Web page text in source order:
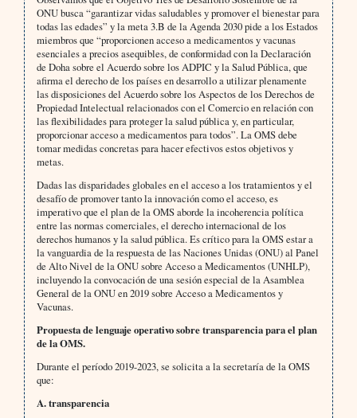
ONU busca “garantizar vidas saludables y promover el bienestar para
todas las edades” y la meta 3.B de la Agenda 2030 pide a los Estados
miembros que “proporcionen acceso a medicamentos y vacunas
esenciales a precios asequibles, de conformidad con la Declaración
de Doha sobre el Acuerdo sobre los ADPIC y la Salud Pública, que
afirma el derecho de los países en desarrollo a utilizar plenamente
las disposiciones del Acuerdo sobre los Aspectos de los Derechos de
Propiedad Intelectual relacionados con el Comercio en relación con
las flexibilidades para proteger la salud pública y, en particular,
proporcionar acceso a medicamentos para todos”. La OMS debe
tomar medidas concretas para hacer efectivos estos objetivos y
metas.
Dadas las disparidades globales en el acceso a los tratamientos y el
desafío de promover tanto la innovación como el acceso, es
imperativo que el plan de la OMS aborde la incoherencia política
entre las normas comerciales, el derecho internacional de los
derechos humanos y la salud pública. Es crítico para la OMS estar a
la vanguardia de la respuesta de las Naciones Unidas (ONU) al Panel
de Alto Nivel de la ONU sobre Acceso a Medicamentos (UNHLP),
incluyendo la convocación de una sesión especial de la Asamblea
General de la ONU en 2019 sobre Acceso a Medicamentos y
Vacunas.
Propuesta de lenguaje operativo sobre transparencia para el plan
de la OMS.
Durante el período 2019-2023, se solicita a la secretaría de la OMS
que:
A. transparencia